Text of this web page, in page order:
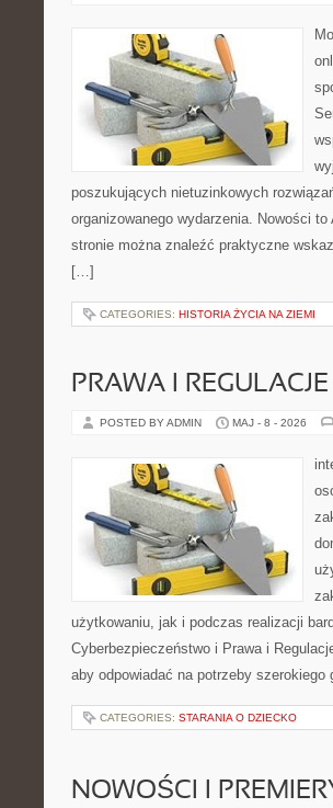
poszukujących nietuzinkowych
organizowanego wydarzenia. Nowości
stronie można znaleźć praktyczne
[…]
CATEGORIES: HISTORIA ŻYCIA NA ZIEMI
PRAWA I REGULACJE
POSTED BY ADMIN MAJ - 8 - 2026
użytkowaniu, jak i podczas realizacji
Cyberbezpieczeństwo i Prawa i
aby odpowiadać na potrzeby
CATEGORIES: STARANIA O DZIECKO
NOWOŚCI I